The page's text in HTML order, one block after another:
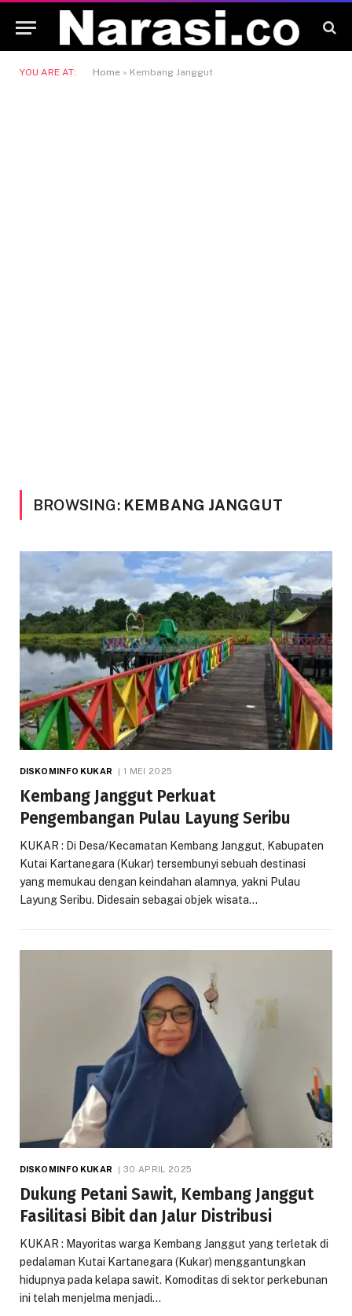
YOU ARE AT: Home » Kembang Janggut
BROWSING: KEMBANG JANGGUT
DISKOMINFO KUKAR 1 MEI 2025
Kembang Janggut Perkuat
Pengembangan Pulau Layung Seribu
KUKAR : Di Desa/Kecamatan Kembang Janggut, Kabupaten
Kutai Kartanegara (Kukar) tersembunyi sebuah destinasi
yang memukau dengan keindahan alamnya, yakni Pulau
Layung Seribu. Didesain sebagai objek wisata…
DISKOMINFO KUKAR 30 APRIL 2025
Dukung Petani Sawit, Kembang Janggut
Fasilitasi Bibit dan Jalur Distribusi
KUKAR : Mayoritas warga Kembang Janggut yang terletak di
pedalaman Kutai Kartanegara (Kukar) menggantungkan
hidupnya pada kelapa sawit. Komoditas di sektor perkebunan
ini telah menjelma menjadi…